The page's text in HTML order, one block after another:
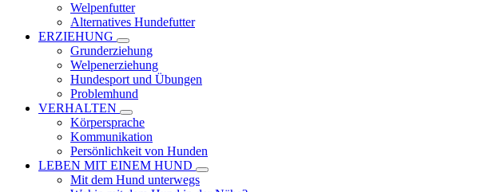
Welpenfutter
Alternatives Hundefutter
ERZIEHUNG
Grunderziehung
Welpenerziehung
Hundesport und Übungen
Problemhund
VERHALTEN
Körpersprache
Kommunikation
Persönlichkeit von Hunden
LEBEN MIT EINEM HUND
Mit dem Hund unterwegs